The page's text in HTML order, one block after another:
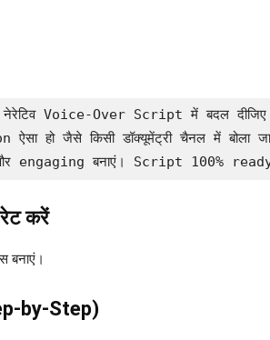
नेरेटिव Voice-Over Script में बदल
हो जैसे किसी डॉक्यूमेंट्री चैनल में बोला
बनाएं। Script 100%
करें
बनाएं।
by-Step)